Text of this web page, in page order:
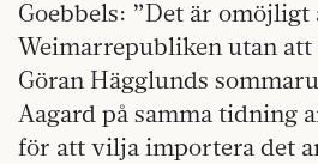
Goebbels: ”Det är omöjligt
Weimarrepubliken utan att
Göran Hägglunds
Aagard på samma tidning
för att vilja importera det